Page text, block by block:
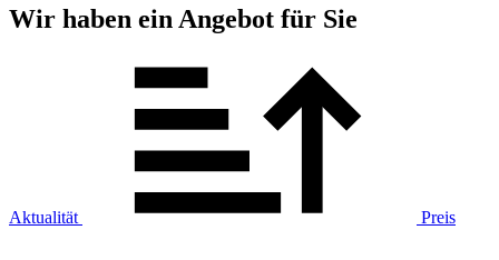
Wir haben ein Angebot für Sie
Aktualität Preis